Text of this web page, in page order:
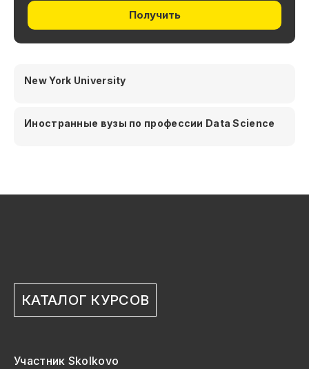
Получить
New York University
Иностранные вузы по профессии Data Science
КАТАЛОГ КУРСОВ
Участник Skolkovo